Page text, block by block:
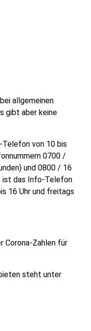
allgemeinen
gibt aber keine
von 10 bis
0700 /
und 0800 / 16
ist das Info-Telefon
16 Uhr und freitags
Corona-Zahlen für
steht unter